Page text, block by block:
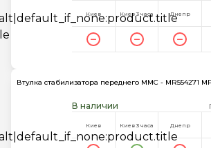
Киев Киев 3 часа Днепр
Втулка стабилизатора переднего MMC - MR554271
В наличии
Киев Киев 3 часа Днепр